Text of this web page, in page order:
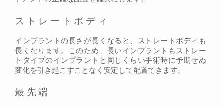
ストレートボディ
インプラントの長さが長くなると、ストレートボディも
長くなります。このため、長いインプラントもストレー
トタイプのインプラントと同じくらい手術時に予期せぬ
変化を引き起こすことなく安定して配置できます。
最先端